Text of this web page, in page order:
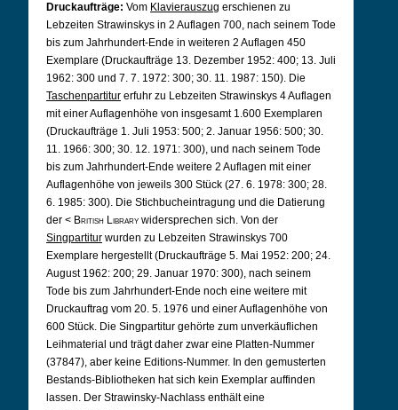
Druckaufträge: Vom Klavierauszug erschienen zu
Lebzeiten Strawinskys in 2 Auflagen 700, nach seinem Tode
bis zum Jahrhundert-Ende in weiteren 2 Auflagen 450
Exemplare (Druckaufträge 13. Dezember 1952: 400; 13. Juli
1962: 300 und 7. 7. 1972: 300; 30. 11. 1987: 150). Die
Taschenpartitur erfuhr zu Lebzeiten Strawinskys 4 Auflagen
mit einer Auflagenhöhe von insgesamt 1.600 Exemplaren
(Druckaufträge 1. Juli 1953: 500; 2. Januar 1956: 500; 30.
11. 1966: 300; 30. 12. 1971: 300), und nach seinem Tode
bis zum Jahrhundert-Ende weitere 2 Auflagen mit einer
Auflagenhöhe von jeweils 300 Stück (27. 6. 1978: 300; 28.
6. 1985: 300). Die Stichbucheintragung und die Datierung
der < British Library widersprechen sich. Von der
Singpartitur wurden zu Lebzeiten Strawinskys 700
Exemplare hergestellt (Druckaufträge 5. Mai 1952: 200; 24.
August 1962: 200; 29. Januar 1970: 300), nach seinem
Tode bis zum Jahrhundert-Ende noch eine weitere mit
Druckauftrag vom 20. 5. 1976 und einer Auflagenhöhe von
600 Stück. Die Singpartitur gehörte zum unverkäuflichen
Leihmaterial und trägt daher zwar eine Platten-Nummer
(37847), aber keine Editions-Nummer. In den gemusterten
Bestands-Bibliotheken hat sich kein Exemplar auffinden
lassen. Der Strawinsky-Nachlass enthält eine